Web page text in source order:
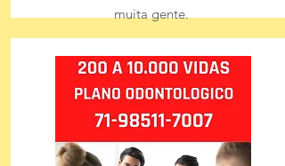
muita gente.